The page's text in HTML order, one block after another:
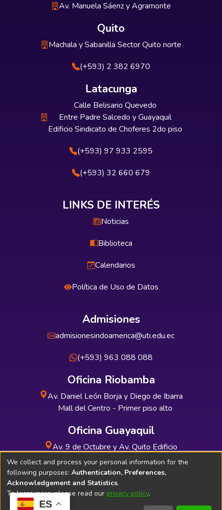
ES
Av. Manuela Sáenz y Agramonte
Quito
Machala y Sabanilla Sector Quito norte
(+593) 2 382 6970
Latacunga
Calle Belisario Quevedo
Entre Padre Salcedo y Guayaquil
Edificio Sindicato de Choferes 2do piso
(+593) 97 933 2595
(+593) 32 660 679
LINKS DE INTERÉS
Noticias
Biblioteca
Calendarios
Política de Uso de Datos
Admisiones
admisionesindoamerica@uti.edu.ec
(+593) 963 088 088
Oficina Riobamba
Av. Daniel León Borja y Diego de Ibarra
Mall del Centro - Primer piso alto
Oficina Guayaquil
Av. 9 de Octubre y Av. Quito Edificio
INDUAUTO - Planta baja
Soporte Técnico Bibliolatino.com
We collect and process your personal information for the
following purposes: Authentication, Preferences,
Acknowledgement and Statistics.
To learn more, please read our privacy policy.